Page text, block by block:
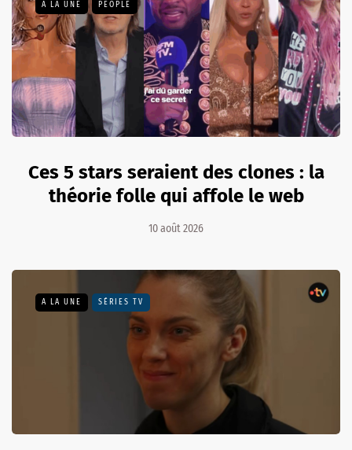
A LA UNE PEOPLE
Ces 5 stars seraient des clones : la
théorie folle qui affole le web
10 août 2026
A LA UNE SÉRIES TV